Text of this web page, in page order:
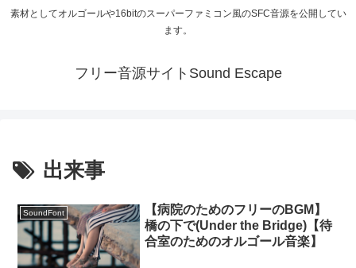
素材としてオルゴールや16bitのスーパーファミコン風のSFC音源を公開してい
ます。
フリー音源サイトSound Escape
出来事
SoundFont
【病院のためのフリーのBGM】
橋の下で(Under the Bridge)【待
合室のためのオルゴール音楽】